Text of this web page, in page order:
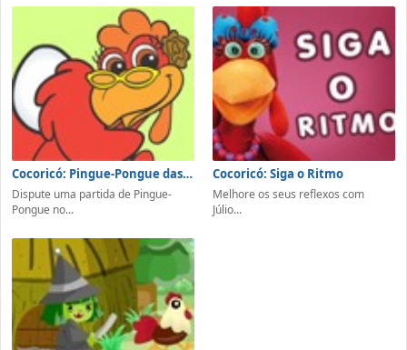
Cocoricó: Pingue-Pongue das Galinhas
Dispute uma partida de Pingue-
Pongue no...
Cocoricó: Siga o Ritmo
Melhore os seus reflexos com
Júlio...